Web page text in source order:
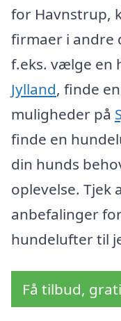
for Havnstrup,
firmaer i andre
f.eks. vælge en
Jylland, finde
muligheder på
finde en
din hunds
oplevelse. Tjek
anbefalinger
hundelufter til
Få tilbud,